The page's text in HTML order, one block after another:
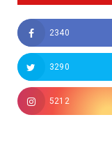
2340
3290
5212